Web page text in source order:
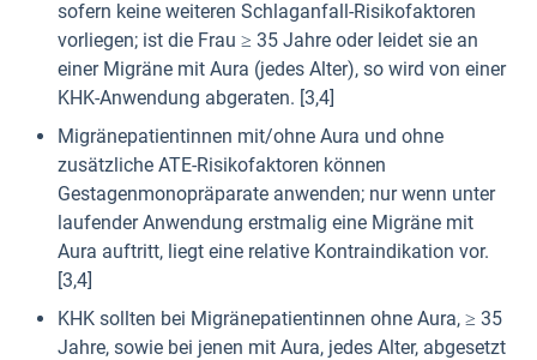
sofern keine weiteren Schlaganfall-Risikofaktoren
vorliegen; ist die Frau ≥ 35 Jahre oder leidet sie an
einer Migräne mit Aura (jedes Alter), so wird von einer
KHK-Anwendung abgeraten. [3,4]
Migränepatientinnen mit/ohne Aura und ohne
zusätzliche ATE-Risikofaktoren können
Gestagenmonopräparate anwenden; nur wenn unter
laufender Anwendung erstmalig eine Migräne mit
Aura auftritt, liegt eine relative Kontraindikation vor.
[3,4]
KHK sollten bei Migränepatientinnen ohne Aura, ≥ 35
Jahre, sowie bei jenen mit Aura, jedes Alter, abgesetzt